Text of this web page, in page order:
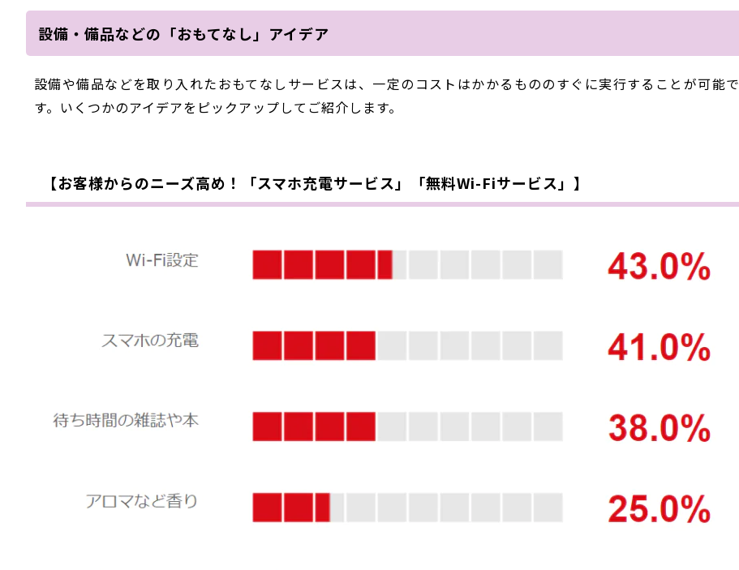
設備・備品などの「おもてなし」アイデア
設備や備品などを取り入れたおもてなしサービスは、一定のコストはかかるもののすぐに実行することが可能で
す。いくつかのアイデアをピックアップしてご紹介します。
【お客様からのニーズ高め！「スマホ充電サービス」「無料Wi-Fiサービス」】